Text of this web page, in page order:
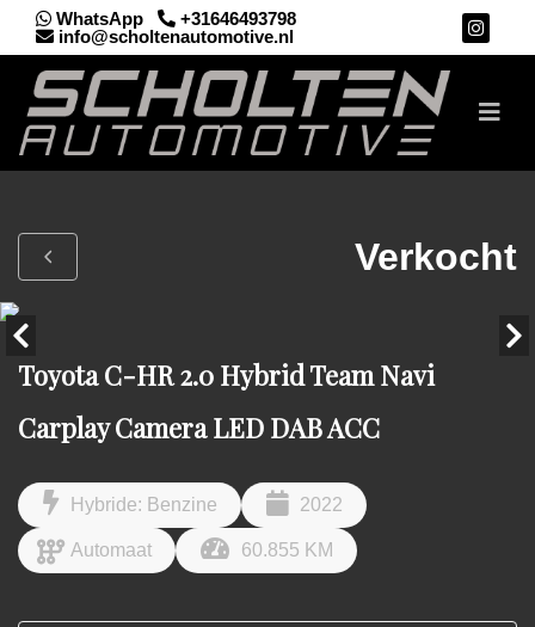
WhatsApp
+31646493798
info@scholtenautomotive.nl
Verkocht
Toyota C-HR 2.0 Hybrid Team Navi
Carplay Camera LED DAB ACC
Hybride: Benzine 2022
Automaat 60.855 KM